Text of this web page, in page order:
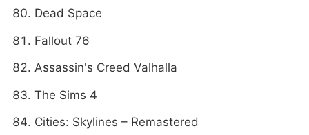
Dead Space
Fallout 76
Assassin's Creed Valhalla
The Sims 4
Cities: Skylines – Remastered